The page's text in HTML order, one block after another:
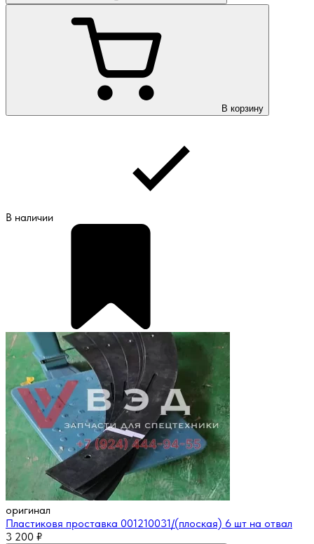
В корзину
В наличии
оригинал
Пластиковя проставка 001210031/(плоская) 6 шт на отвал
3 200 ₽